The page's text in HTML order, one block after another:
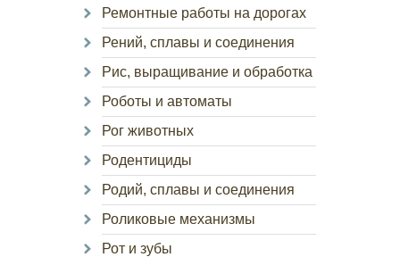
Ремонтные работы на дорогах
Рений, сплавы и соединения
Рис, выращивание и обработка
Роботы и автоматы
Рог животных
Родентициды
Родий, сплавы и соединения
Роликовые механизмы
Рот и зубы